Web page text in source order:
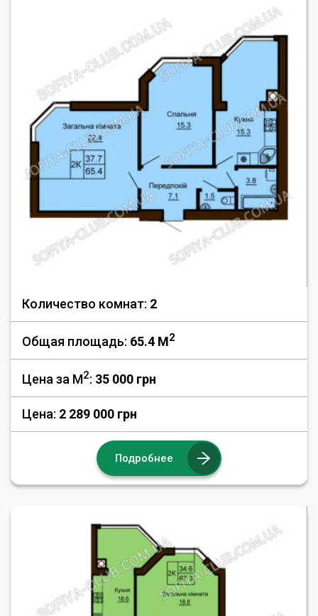
Количество комнат: 2
Общая площадь: 65.4 M2
Цена за М2: 35 000 грн
Цена: 2 289 000 грн
Подробнее